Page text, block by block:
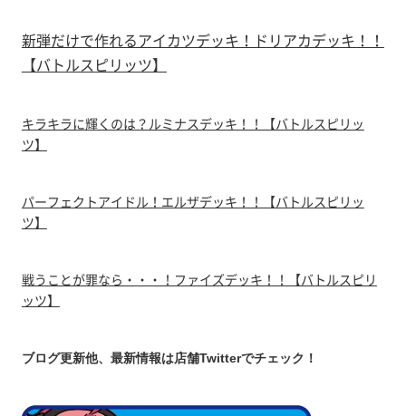
新弾だけで作れるアイカツデッキ！ドリアカデッキ！！
【バトルスピリッツ】
キラキラに輝くのは？ルミナスデッキ！！【バトルスピリッ
ツ】
パーフェクトアイドル！エルザデッキ！！【バトルスピリッ
ツ】
戦うことが罪なら・・・！ファイズデッキ！！【バトルスピリ
ッツ】
ブログ更新他、最新情報は店舗Twitterでチェック！